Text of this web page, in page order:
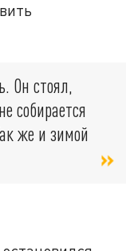
Он стоял,
собирается
же и зимой